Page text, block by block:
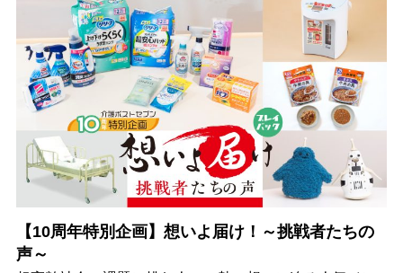
【10周年特別企画】想いよ届け！～挑戦者たちの
声～